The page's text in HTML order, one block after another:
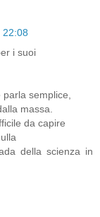
22:08
i suoi
semplice,
massa.
da capire
della scienza in